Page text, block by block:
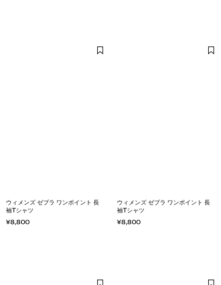
ウィメンズ ゼブラ ワンポイント 長
袖Tシャツ
¥8,800
ウィメンズ ゼブラ ワンポイント 長
袖Tシャツ
¥8,800